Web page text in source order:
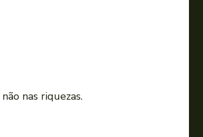
nas riquezas.